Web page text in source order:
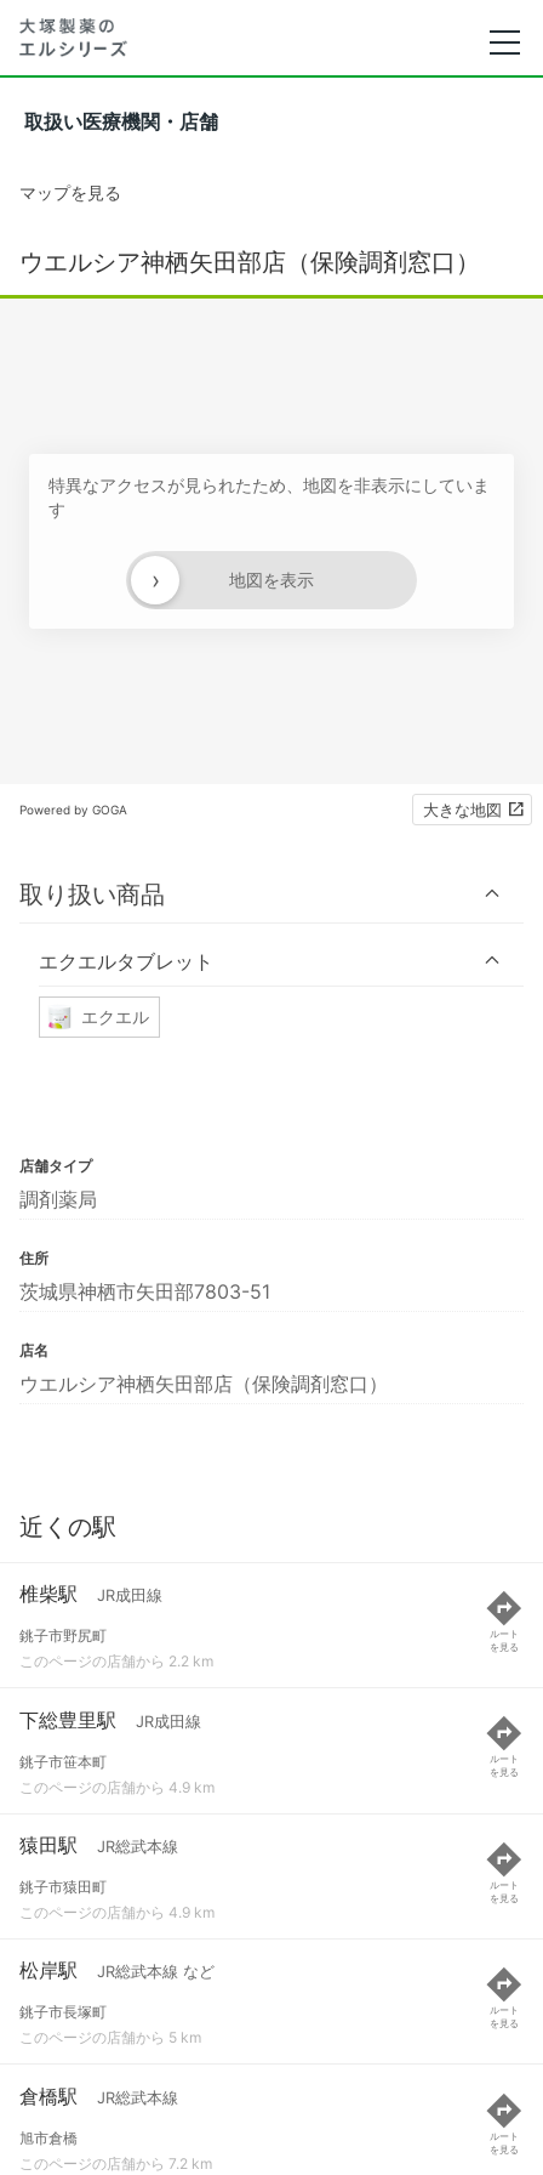
取扱い医療機関・店舗
マップを見る
ウエルシア神栖矢田部店（保険調剤窓口）
特異なアクセスが見られたため、地図を非表示にしていま
す
地図を表示
›
Powered by GOGA 大きな地図
取り扱い商品
エクエルタブレット
エクエル
店舗タイプ
調剤薬局
住所
茨城県神栖市矢田部7803-51
店名
ウエルシア神栖矢田部店（保険調剤窓口）
近くの駅
椎柴駅 JR成田線
銚子市野尻町
このページの店舗から 2.2 km
ルート
を見る
下総豊里駅 JR成田線
銚子市笹本町
このページの店舗から 4.9 km
ルート
を見る
猿田駅 JR総武本線
銚子市猿田町
このページの店舗から 4.9 km
ルート
を見る
松岸駅 JR総武本線 など
銚子市長塚町
このページの店舗から 5 km
ルート
を見る
倉橋駅 JR総武本線
旭市倉橋
このページの店舗から 7.2 km
ルート
を見る